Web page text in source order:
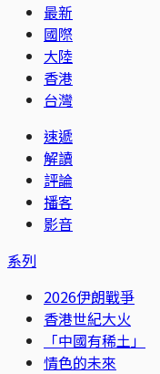
最新
國際
大陸
香港
台灣
速遞
解讀
評論
播客
影音
系列
2026伊朗戰爭
香港世紀大火
「中國有稀土」
情色的未來